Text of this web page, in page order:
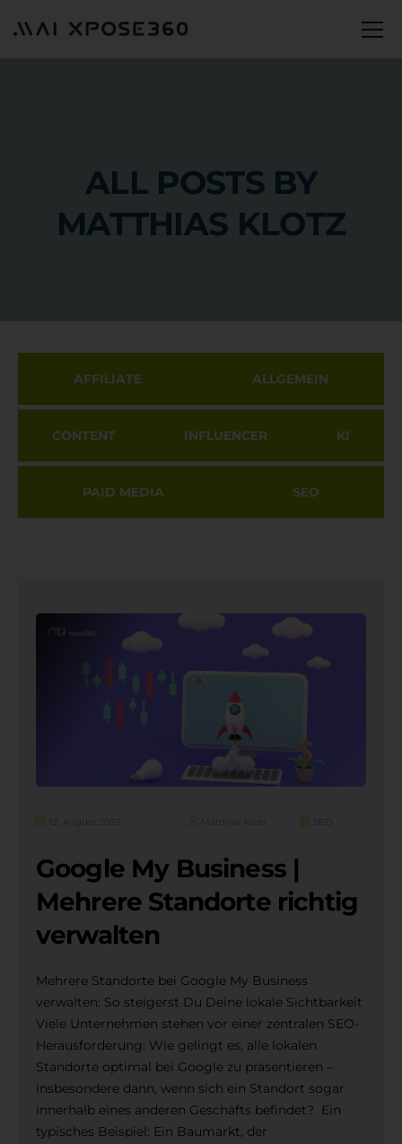
ALL POSTS BY
MATTHIAS KLOTZ
AFFILIATE ALLGEMEIN
CONTENT INFLUENCER KI
PAID MEDIA SEO
Google My Business |
Mehrere Standorte richtig
verwalten
Mehrere Standorte bei Google My Business
verwalten: So steigerst Du Deine lokale Sichtbarkeit
Viele Unternehmen stehen vor einer zentralen SEO-
Herausforderung: Wie gelingt es, alle lokalen
Standorte optimal bei Google zu präsentieren –
insbesondere dann, wenn sich ein Standort sogar
innerhalb eines anderen Geschäfts befindet? Ein
typisches Beispiel: Ein Baumarkt, der